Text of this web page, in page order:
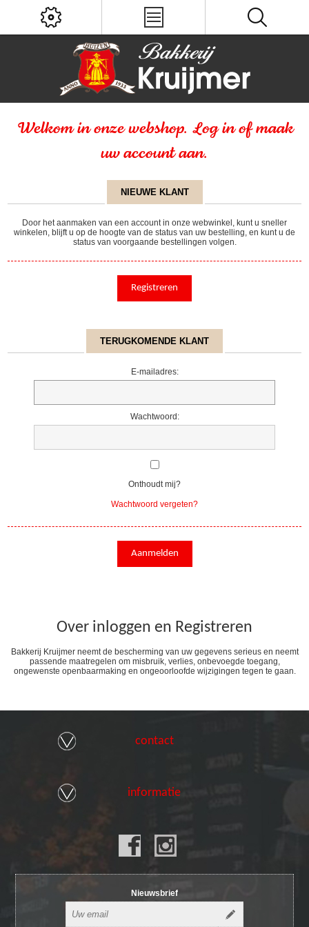
Welkom in onze webshop. Log in of maak
uw account aan.
NIEUWE KLANT
Door het aanmaken van een account in onze webwinkel, kunt u sneller
winkelen, blijft u op de hoogte van de status van uw bestelling, en kunt u de
status van voorgaande bestellingen volgen.
TERUGKOMENDE KLANT
E-mailadres:
Wachtwoord:
Onthoudt mij?
Wachtwoord vergeten?
Over inloggen en Registreren
Bakkerij Kruijmer neemt de bescherming van uw gegevens serieus en neemt
passende maatregelen om misbruik, verlies, onbevoegde toegang,
ongewenste openbaarmaking en ongeoorloofde wijzigingen tegen te gaan.
contact
informatie
Nieuwsbrief